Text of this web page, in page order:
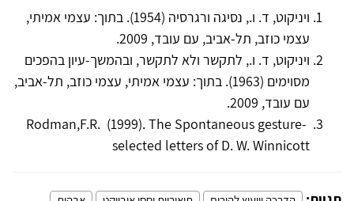
ויניקוט, ד. ו., נסיגה ורגרסיה (1954). בתוך: עצמי אמיתי,
עצמי כוזב, תל-אביב, עם עובד, 2009.
ויניקוט, ד. ו., לתקשר ולא לתקשר, ובהמשך-עיון בהפכים
מסוימים (1963). בתוך: עצמי אמיתי, עצמי כוזב, תל-אביב,
עם עובד, 2009.
Rodman,F.R. (1999). The Spontaneous gesture-
selected letters of D. W. Winnicott